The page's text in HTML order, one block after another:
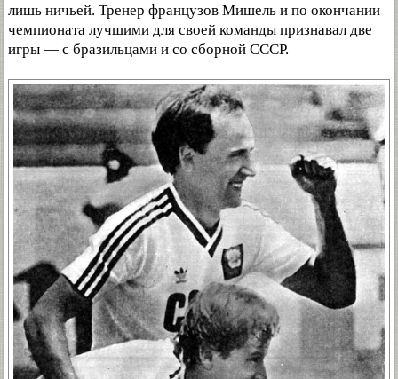
лишь ничьей. Тренер французов Мишель и по окончании
чемпионата лучшими для своей команды признавал две
игры — с бразильцами и со сборной СССР.